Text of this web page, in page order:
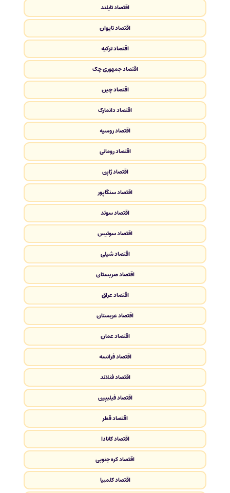
اقتصاد تایلند
اقتصاد تایوان
اقتصاد ترکیه
اقتصاد جمهوری چک
اقتصاد چین
اقتصاد دانمارک
اقتصاد روسیه
اقتصاد رومانی
اقتصاد ژاپن
اقتصاد سنگاپور
اقتصاد سوئد
اقتصاد سوئیس
اقتصاد شیلی
اقتصاد صربستان
اقتصاد عراق
اقتصاد عربستان
اقتصاد عمان
اقتصاد فرانسه
اقتصاد فنلاند
اقتصاد فیلیپین
اقتصاد قطر
اقتصاد کانادا
اقتصاد کره جنوبی
اقتصاد کلمبیا